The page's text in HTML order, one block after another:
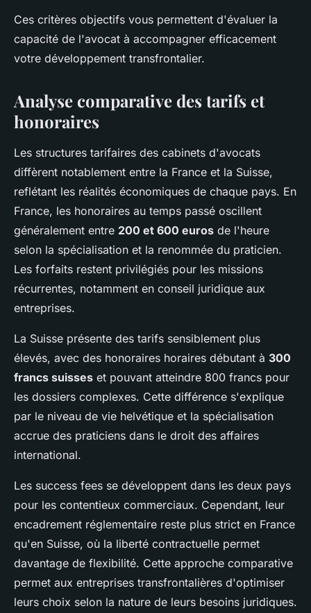
Ces critères objectifs vous permettent d'évaluer la
capacité de l'avocat à accompagner efficacement
votre développement transfrontalier.
Analyse comparative des tarifs et
honoraires
Les structures tarifaires des cabinets d'avocats
diffèrent notablement entre la France et la Suisse,
reflétant les réalités économiques de chaque pays. En
France, les honoraires au temps passé oscillent
généralement entre 200 et 600 euros de l'heure
selon la spécialisation et la renommée du praticien.
Les forfaits restent privilégiés pour les missions
récurrentes, notamment en conseil juridique aux
entreprises.
La Suisse présente des tarifs sensiblement plus
élevés, avec des honoraires horaires débutant à 300
francs suisses et pouvant atteindre 800 francs pour
les dossiers complexes. Cette différence s'explique
par le niveau de vie helvétique et la spécialisation
accrue des praticiens dans le droit des affaires
international.
Les success fees se développent dans les deux pays
pour les contentieux commerciaux. Cependant, leur
encadrement réglementaire reste plus strict en France
qu'en Suisse, où la liberté contractuelle permet
davantage de flexibilité. Cette approche comparative
permet aux entreprises transfrontalières d'optimiser
leurs choix selon la nature de leurs besoins juridiques.